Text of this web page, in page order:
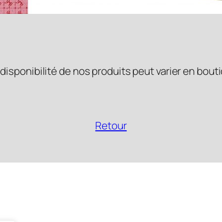
de nos produits peut varier en
Retour